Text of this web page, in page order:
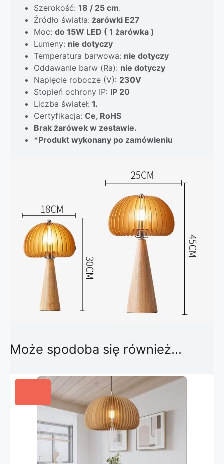
Szerokość: 18 / 25 cm.
Źródło światła: żarówki E27
Moc: do 15W LED ( 1 żarówka )
Lumeny: nie dotyczy
Temperatura barwowa: nie dotyczy
Oddawanie barw (Ra): nie dotyczy
Napięcie robocze (V): 230V
Stopień ochrony IP: IP 20
Liczba świateł: 1.
Certyfikacja: Ce, RoHS
Brak żarówek w zestawie.
*Produkt wykonany po zamówieniu
Może spodoba się również…